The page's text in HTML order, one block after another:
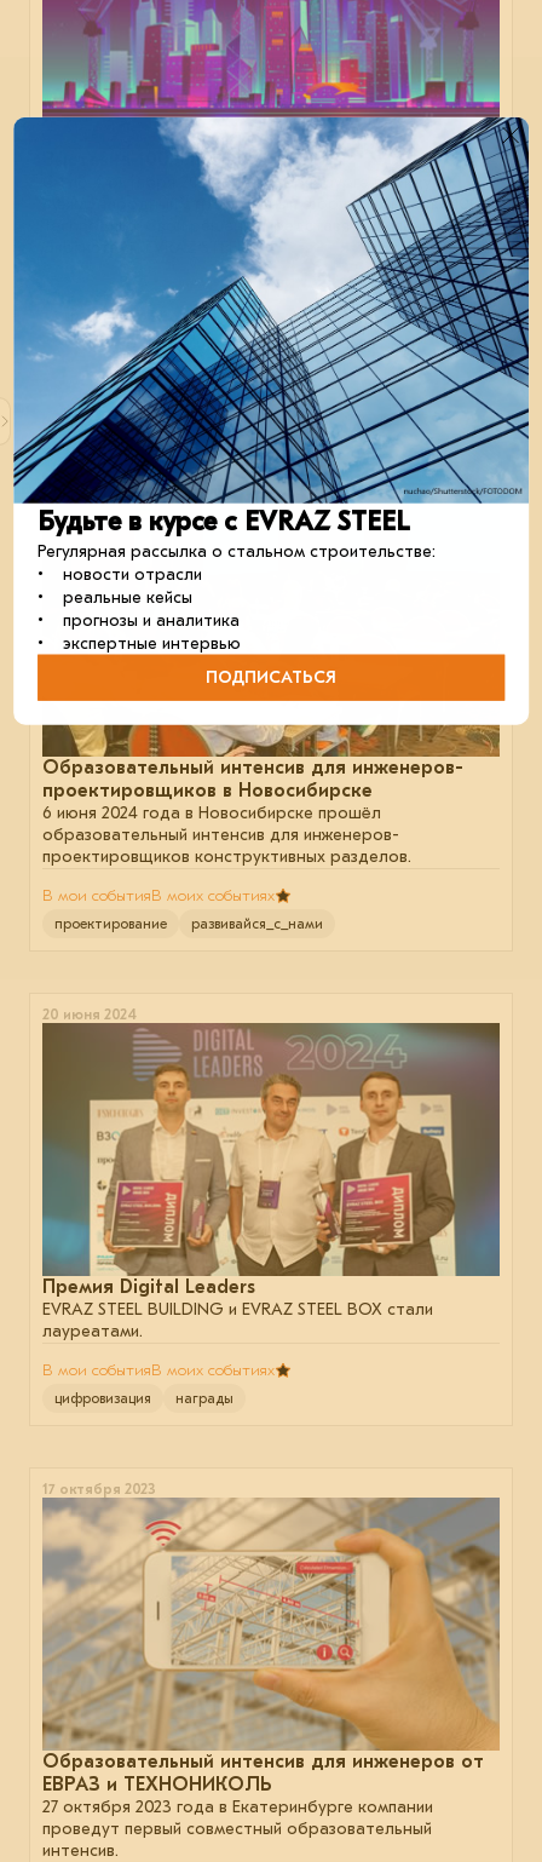
Выставка 100+ TechnoBuild
С 1 по 4 октября 2024 г. в Екатеринбурге пройдут XI
Международный строительный форум и выставка 100+
TechnoBuild. Свои решения представят компании
Экосистемы EVRAZ STEEL.
В мои события В моих событиях
строительство отрасль
01 июля 2024
Образовательный интенсив для инженеров-
проектировщиков в Новосибирске
6 июня 2024 года в Новосибирске прошёл
образовательный интенсив для инженеров-
проектировщиков конструктивных разделов.
В мои событияВ моих событиях
проектирование развивайся_с_нами
20 июня 2024
Премия Digital Leaders
EVRAZ STEEL BUILDING и EVRAZ STEEL BOX стали
лауреатами.
В мои событияВ моих событиях
цифровизация награды
17 октября 2023
Образовательный интенсив для инженеров от
ЕВРАЗ и ТЕХНОНИКОЛЬ
27 октября 2023 года в Екатеринбурге компании
проведут первый совместный образовательный
интенсив.
Будьте в курсе с EVRAZ STEEL
Регулярная рассылка о стальном строительстве:
• новости отрасли
• реальные кейсы
• прогнозы и аналитика
• экспертные интервью
ПОДПИСАТЬСЯ